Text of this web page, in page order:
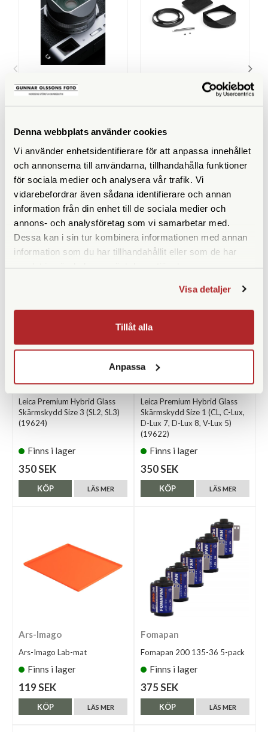
Denna webbplats använder cookies
Vi använder enhetsidentifierare för att anpassa innehållet
och annonserna till användarna, tillhandahålla funktioner
för sociala medier och analysera vår trafik. Vi
vidarebefordrar även sådana identifierare och annan
information från din enhet till de sociala medier och
annons- och analysföretag som vi samarbetar med.
Dessa kan i sin tur kombinera informationen med annan
information som du har tillhandahållit eller som de har
Visa detaljer
Tillåt alla
Anpassa
Squarehood X100 Glass
1.090 SEK
Squarehood For XF 27/2,8
739 SEK
ANDRA KÖPTE ÄVEN
Leica
Leica Premium Hybrid Glass
Skärmskydd Size 3 (SL2, SL3)
(19624)
Finns i lager
350 SEK
LÄS MER
KÖP
Leica
Leica Premium Hybrid Glass
Skärmskydd Size 1 (CL, C-Lux,
D-Lux 7, D-Lux 8, V-Lux 5)
(19622)
Finns i lager
350 SEK
LÄS MER
KÖP
Ars-Imago
Ars-Imago Lab-mat
Finns i lager
119 SEK
LÄS MER
KÖP
Fomapan
Fomapan 200 135-36 5-pack
Finns i lager
375 SEK
LÄS MER
KÖP